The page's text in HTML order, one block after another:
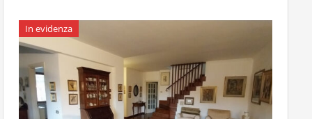
In evidenza